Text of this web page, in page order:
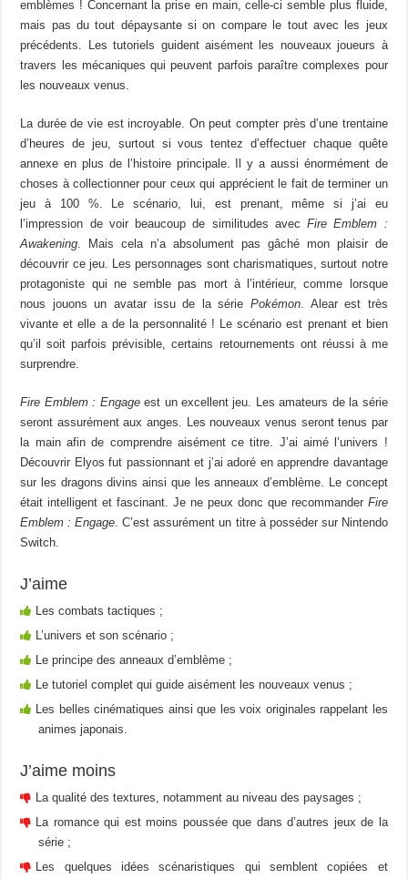
emblèmes ! Concernant la prise en main, celle-ci semble plus fluide,
mais pas du tout dépaysante si on compare le tout avec les jeux
précédents. Les tutoriels guident aisément les nouveaux joueurs à
travers les mécaniques qui peuvent parfois paraître complexes pour
les nouveaux venus.
La durée de vie est incroyable. On peut compter près d’une trentaine
d’heures de jeu, surtout si vous tentez d’effectuer chaque quête
annexe en plus de l’histoire principale. Il y a aussi énormément de
choses à collectionner pour ceux qui apprécient le fait de terminer un
jeu à 100 %. Le scénario, lui, est prenant, même si j’ai eu
l’impression de voir beaucoup de similitudes avecFire Emblem :
Awakening. Mais cela n’a absolument pas gâché mon plaisir de
découvrir ce jeu. Les personnages sont charismatiques, surtout notre
protagoniste qui ne semble pas mort à l’intérieur, comme lorsque
nous jouons un avatar issu de la série Pokémon. Alear est très
vivante et elle a de la personnalité ! Le scénario est prenant et bien
qu’il soit parfois prévisible, certains retournements ont réussi à me
surprendre.
Fire Emblem : Engageest un excellent jeu. Les amateurs de la série
seront assurément aux anges. Les nouveaux venus seront tenus par
la main afin de comprendre aisément ce titre. J’ai aimé l’univers !
Découvrir Elyos fut passionnant et j’ai adoré en apprendre davantage
sur les dragons divins ainsi que les anneaux d’emblème. Le concept
était intelligent et fascinant. Je ne peux donc que recommander Fire
Emblem : Engage. C’est assurément un titre à posséder sur Nintendo
Switch.
J’aime
Les combats tactiques ;
L’univers et son scénario ;
Le principe des anneaux d’emblème ;
Le tutoriel complet qui guide aisément les nouveaux venus ;
Les belles cinématiques ainsi que les voix originales rappelant les
animes japonais.
J’aime moins
La qualité des textures, notamment au niveau des paysages ;
La romance qui est moins poussée que dans d’autres jeux de la
série ;
Les quelques idées scénaristiques qui semblent copiées et